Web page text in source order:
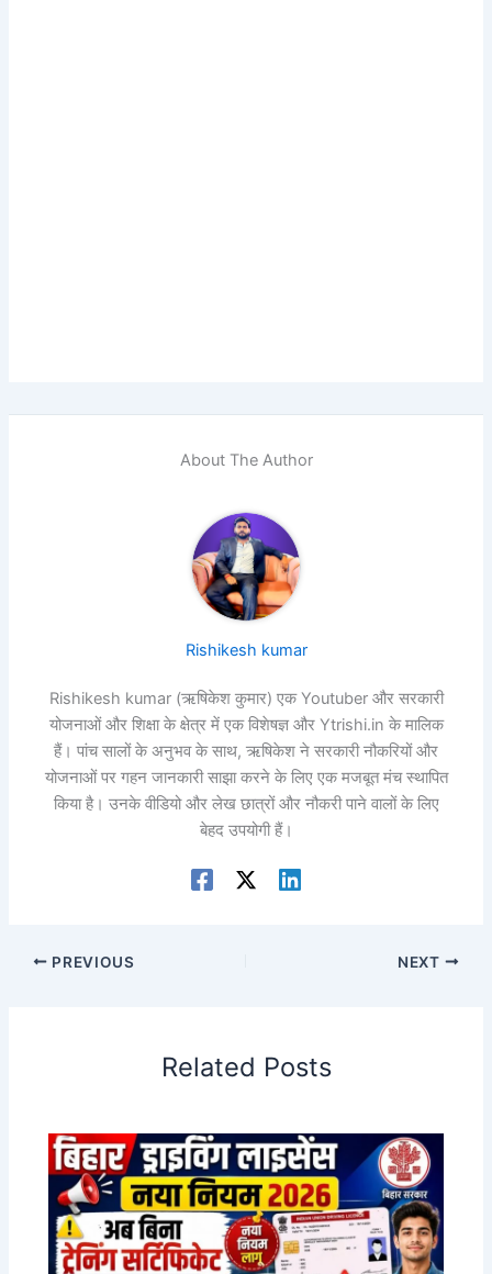
About The Author
Rishikesh kumar
Rishikesh kumar (ऋषिकेश कुमार) एक Youtuber और सरकारी
योजनाओं और शिक्षा के क्षेत्र में एक विशेषज्ञ और Ytrishi.in के मालिक
हैं। पांच सालों के अनुभव के साथ, ऋषिकेश ने सरकारी नौकरियों और
योजनाओं पर गहन जानकारी साझा करने के लिए एक मजबूत मंच स्थापित
किया है। उनके वीडियो और लेख छात्रों और नौकरी पाने वालों के लिए
बेहद उपयोगी हैं।
PREVIOUS NEXT
Related Posts